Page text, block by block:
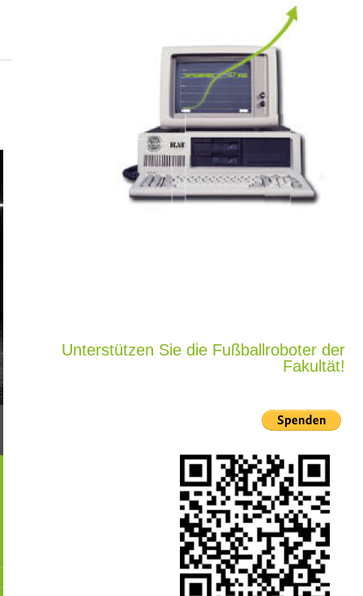
Unterstützen Sie die Fußballroboter der
Fakultät!